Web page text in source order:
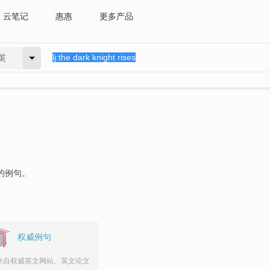
云笔记 惠惠 更多产品
例句。
权威例句
自权威英文网站、英文论文